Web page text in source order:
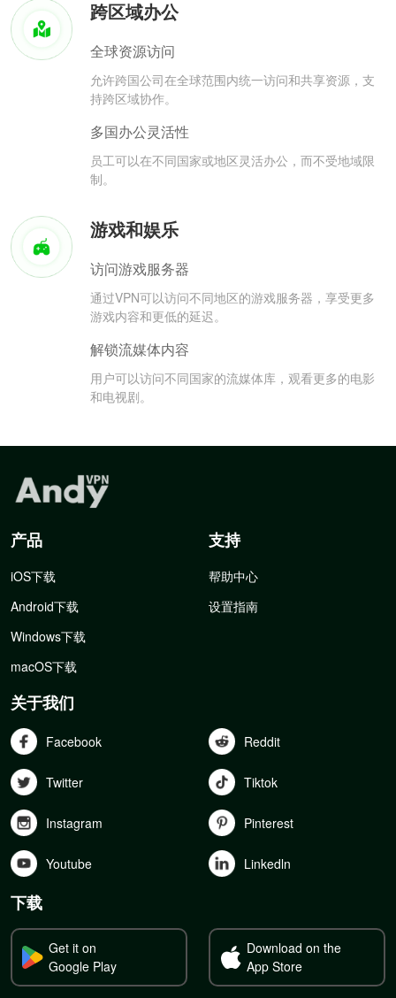
跨区域办公
全球资源访问
允许跨国公司在全球范围内统一访问和共享资源，支
持跨区域协作。
多国办公灵活性
员工可以在不同国家或地区灵活办公，而不受地域限
制。
游戏和娱乐
访问游戏服务器
通过VPN可以访问不同地区的游戏服务器，享受更多
游戏内容和更低的延迟。
解锁流媒体内容
用户可以访问不同国家的流媒体库，观看更多的电影
和电视剧。
产品
iOS下载
Android下载
Windows下载
macOS下载
支持
帮助中心
设置指南
关于我们
Facebook Reddit
Twitter Tiktok
Instagram Pinterest
Youtube Linkedln
下载
Get it on
Google Play
Download on the
App Store